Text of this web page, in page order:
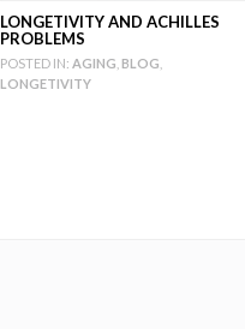
LONGETIVITY AND ACHILLES
PROBLEMS
POSTED IN: AGING BLOG
LONGETIVITY